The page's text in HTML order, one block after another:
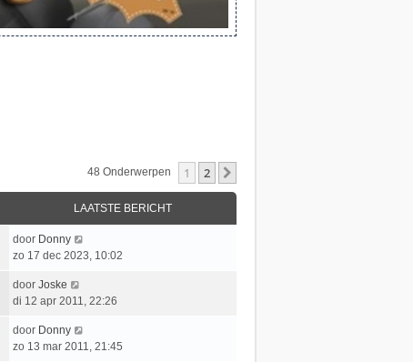
48 Onderwerpen 1 2
LAATSTE BERICHT
L
a
t
s
e
b
door Donny
zo 17 dec 2023, 10:02
L
a
t
s
door Joske
di 12 apr 2011, 22:26
L
a
door Donny
zo 13 mar 2011, 21:45